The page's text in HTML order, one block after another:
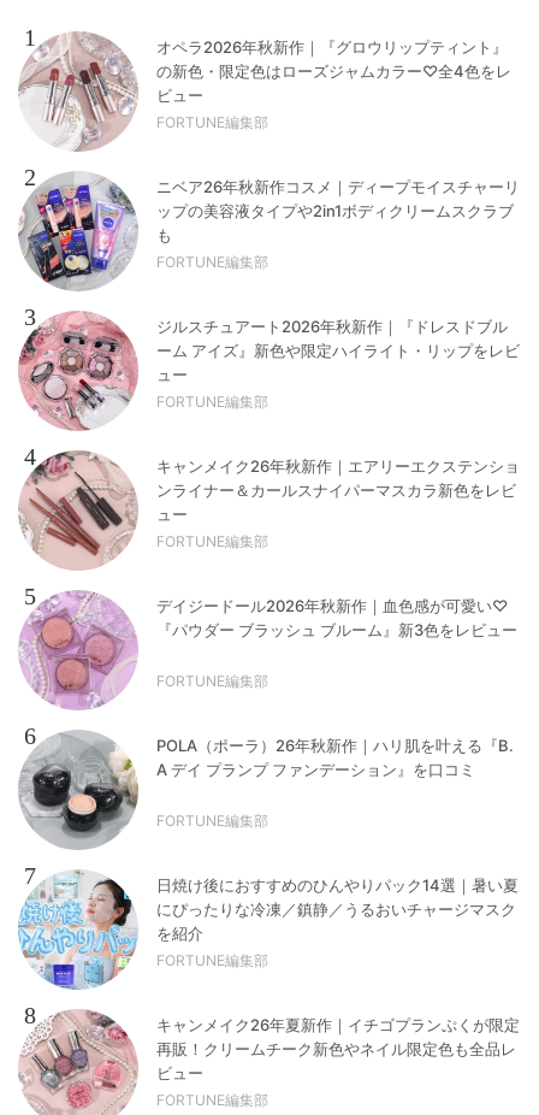
1
オペラ2026年秋新作｜『グロウリップティント』
の新色・限定色はローズジャムカラー♡全4色をレ
ビュー
FORTUNE編集部
2
ニベア26年秋新作コスメ｜ディープモイスチャーリ
ップの美容液タイプや2in1ボディクリームスクラブ
も
FORTUNE編集部
3
ジルスチュアート2026年秋新作｜『ドレスドブル
ーム アイズ』新色や限定ハイライト・リップをレビ
ュー
FORTUNE編集部
4
キャンメイク26年秋新作｜エアリーエクステンショ
ンライナー＆カールスナイパーマスカラ新色をレビ
ュー
FORTUNE編集部
5
デイジードール2026年秋新作｜血色感が可愛い♡
『パウダー ブラッシュ ブルーム』新3色をレビュー
FORTUNE編集部
6
POLA（ポーラ）26年秋新作｜ハリ肌を叶える『B.
A デイ プランプ ファンデーション』を口コミ
FORTUNE編集部
7
日焼け後におすすめのひんやりパック14選｜暑い夏
にぴったりな冷凍／鎮静／うるおいチャージマスク
を紹介
FORTUNE編集部
8
キャンメイク26年夏新作｜イチゴプランぷくが限定
再販！クリームチーク新色やネイル限定色も全品レ
ビュー
FORTUNE編集部